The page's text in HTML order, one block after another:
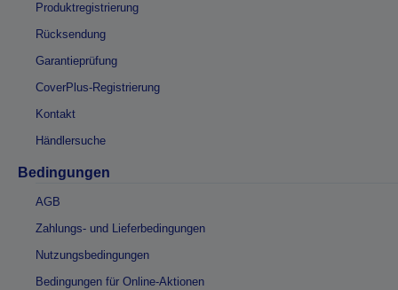
Produktregistrierung
Rücksendung
Garantieprüfung
CoverPlus-Registrierung
Kontakt
Händlersuche
Bedingungen
AGB
Zahlungs- und Lieferbedingungen
Nutzungsbedingungen
Bedingungen für Online-Aktionen